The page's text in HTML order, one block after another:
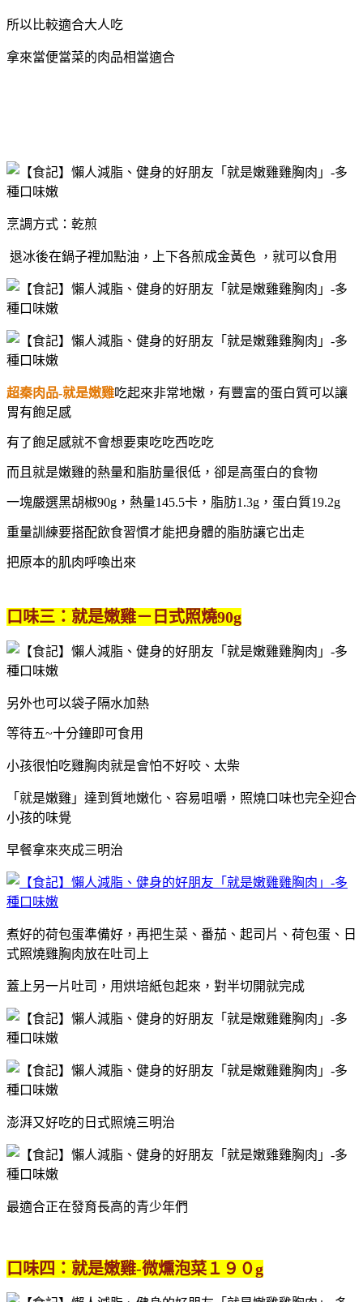
所以比較適合大人吃
拿來當便當菜的肉品相當適合
烹調方式：乾煎
退冰後在鍋子裡加點油， 上下各煎成金黃色 ， 就可以食用
超秦肉品-就是嫩雞吃起來非常地嫩，有豐富的蛋白質可以讓
胃有飽足感
有了飽足感就不會想要東吃吃西吃吃
而且就是嫩雞的熱量和脂肪量很低，卻是高蛋白的食物
一塊嚴選黑胡椒90g，熱量145.5卡， 脂肪1.3g ， 蛋白質19.2g
重量訓練要搭配飲食習慣才能把身體的脂肪讓它出走
把原本的肌肉呼喚出來
口味三：就是嫩雞－日式照燒90g
另外也可以袋子隔水加熱
等待五~十分鐘即可食用
小孩很怕吃雞胸肉就是會怕不好咬、太柴
「就是嫩雞」達到質地嫩化、容易咀嚼，照燒口味也完全迎合
小孩的味覺
早餐拿來夾成三明治
煮好的荷包蛋準備好，再把生菜、番茄、起司片、荷包蛋、日
式照燒雞胸肉放在吐司上
蓋上另一片吐司，用烘培紙包起來，對半切開就完成
澎湃又好吃的日式照燒三明治
最適合正在發育長高的青少年們
口味四：就是嫩雞-微燻泡菜１９０g